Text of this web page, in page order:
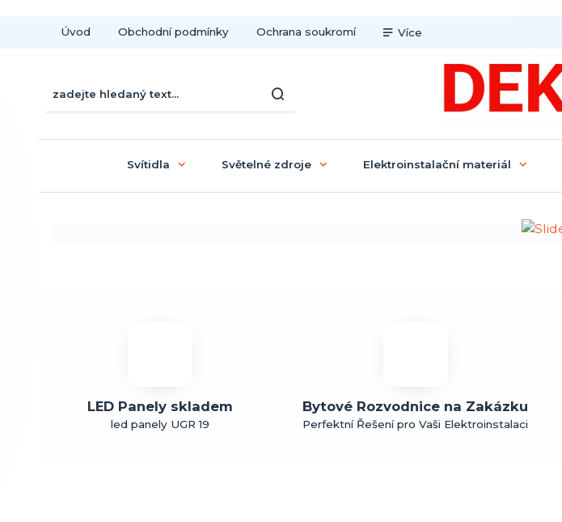
Úvod Obchodní podmínky Ochrana soukromí Více
Svítidla Světelné zdroje Elektroinstalační materiál
LED Panely skladem
led panely UGR 19
Bytové Rozvodnice na Zakázku
Perfektní Řešení pro Vaši Elektroinstalaci